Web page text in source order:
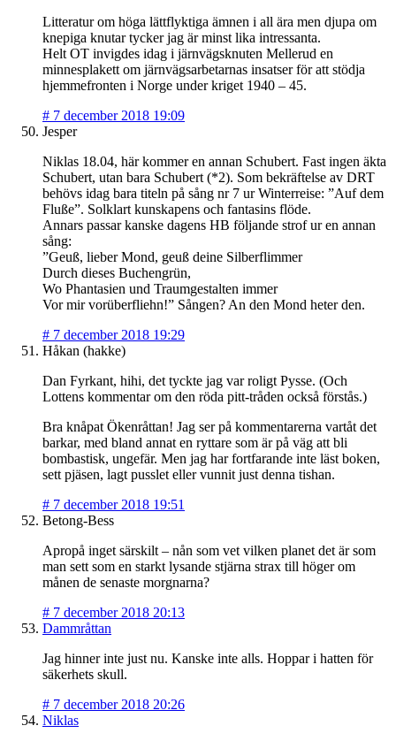
Litteratur om höga lättflyktiga ämnen i all ära men djupa om
knepiga knutar tycker jag är minst lika intressanta.
Helt OT invigdes idag i järnvägsknuten Mellerud en
minnesplakett om järnvägsarbetarnas insatser för att stödja
hjemmefronten i Norge under kriget 1940 – 45.
# 7 december 2018 19:09
Jesper
Niklas 18.04, här kommer en annan Schubert. Fast ingen äkta
Schubert, utan bara Schubert (*2). Som bekräftelse av DRT
behövs idag bara titeln på sång nr 7 ur Winterreise: ”Auf dem
Fluße”. Solklart kunskapens och fantasins flöde.
Annars passar kanske dagens HB följande strof ur en annan
sång:
”Geuß, lieber Mond, geuß deine Silberflimmer
Durch dieses Buchengrün,
Wo Phantasien und Traumgestalten immer
Vor mir vorüberfliehn!” Sången? An den Mond heter den.
# 7 december 2018 19:29
Håkan (hakke)
Dan Fyrkant, hihi, det tyckte jag var roligt Pysse. (Och
Lottens kommentar om den röda pitt-tråden också förstås.)
Bra knåpat Ökenråttan! Jag ser på kommentarerna vartåt det
barkar, med bland annat en ryttare som är på väg att bli
bombastisk, ungefär. Men jag har fortfarande inte läst boken,
sett pjäsen, lagt pusslet eller vunnit just denna tishan.
# 7 december 2018 19:51
Betong-Bess
Apropå inget särskilt – nån som vet vilken planet det är som
man sett som en starkt lysande stjärna strax till höger om
månen de senaste morgnarna?
# 7 december 2018 20:13
Dammråttan
Jag hinner inte just nu. Kanske inte alls. Hoppar i hatten för
säkerhets skull.
# 7 december 2018 20:26
Niklas